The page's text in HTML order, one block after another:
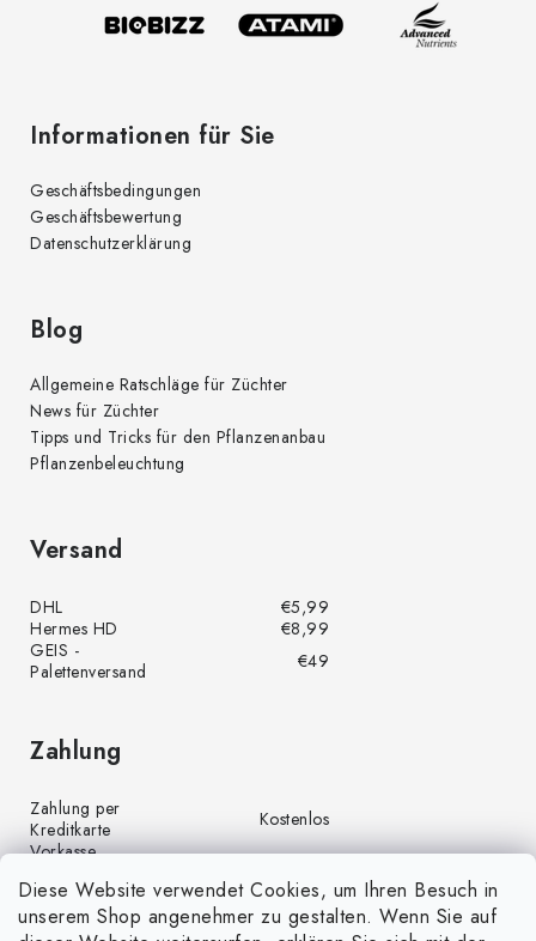
Diese Website verwendet Cookies, um Ihren Besuch in
unserem Shop angenehmer zu gestalten. Wenn Sie auf
Informationen für Sie
Geschäftsbedingungen
Geschäftsbewertung
Datenschutzerklärung
Blog
Allgemeine Ratschläge für Züchter
News für Züchter
Tipps und Tricks für den Pflanzenanbau
Pflanzenbeleuchtung
Versand
DHL
€5,99
Hermes HD
€8,99
GEIS -
Palettenversand
€49
Zahlung
Zahlung per
Kreditkarte
Kostenlos
Vorkasse
Zahlung per PayPal
Kostenlos
Nachnahme
€4,00